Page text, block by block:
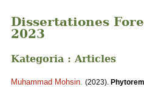
Dissertationes
2023
Kategoria : Articles
Muhammad Mohsin (2023).